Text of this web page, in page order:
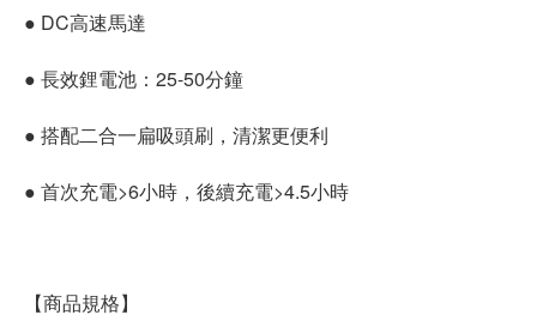
● DC高速馬達
● 長效鋰電池：25-50分鐘
● 搭配二合一扁吸頭刷，清潔更便利
● 首次充電>6小時，後續充電>4.5小時
【商品規格】